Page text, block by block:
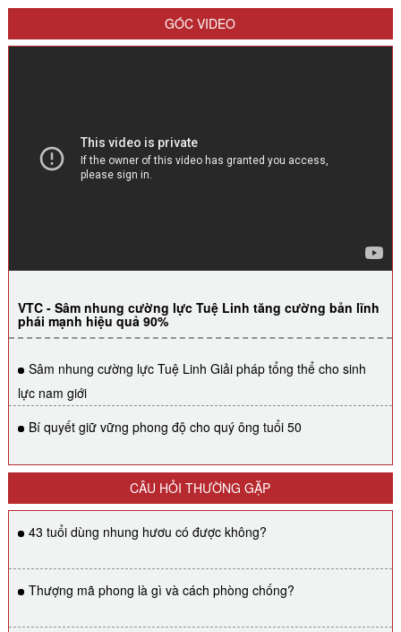
GÓC VIDEO
VTC - Sâm nhung cường lực Tuệ Linh tăng cường bản lĩnh
phái mạnh hiệu quả 90%
Sâm nhung cường lực Tuệ Linh Giải pháp tổng thể cho sinh
lực nam giới
Bí quyết giữ vững phong độ cho quý ông tuổi 50
CÂU HỎI THƯỜNG GẶP
43 tuổi dùng nhung hươu có được không?
Thượng mã phong là gì và cách phòng chống?